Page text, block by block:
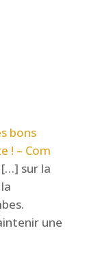
bons
! – Com
[…] sur la
une